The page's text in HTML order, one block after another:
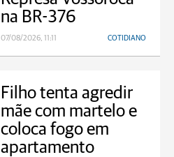
na BR-376
07/08/2026, 11:11 COTIDIANO
Filho tenta agredir
mãe com martelo e
coloca fogo em
apartamento